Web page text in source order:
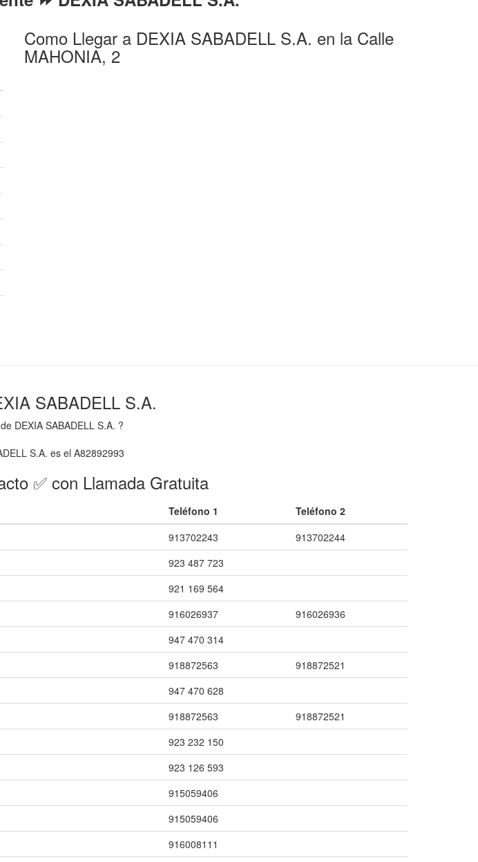
Como Llegar a DEXIA SABADELL S.A. en la Calle
MAHONIA, 2
SABADELL S.A.
DEXIA SABADELL S.A. ?
S.A. es el A82892993
✅ con Llamada Gratuita
Teléfono 1
Teléfono 2
913702243
913702244
923 487 723
921 169 564
916026937
916026936
947 470 314
918872563
918872521
947 470 628
918872563
918872521
923 232 150
923 126 593
915059406
915059406
916008111